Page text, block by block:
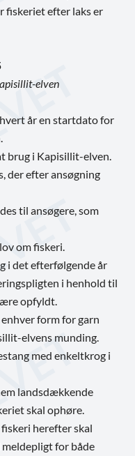
fiskeriet efter laks er
elven
år en startdato for
brug i Kapisillit-elven.
der efter ansøgning
til ansøgere, som
om fiskeri.
i det efterfølgende år
i henhold til
opfyldt.
form for garn
elvens munding.
med enkeltkrog i
landsdækkende
skal ophøre.
herefter skal
for både